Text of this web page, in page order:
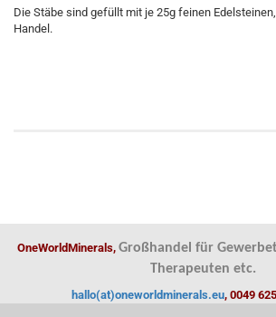
Die Stäbe sind gefüllt mit je 25g feinen
Handel.
OneWorldMinerals, Großhandel für
Therapeuten etc.
hallo(at)oneworldminerals.eu, 0049